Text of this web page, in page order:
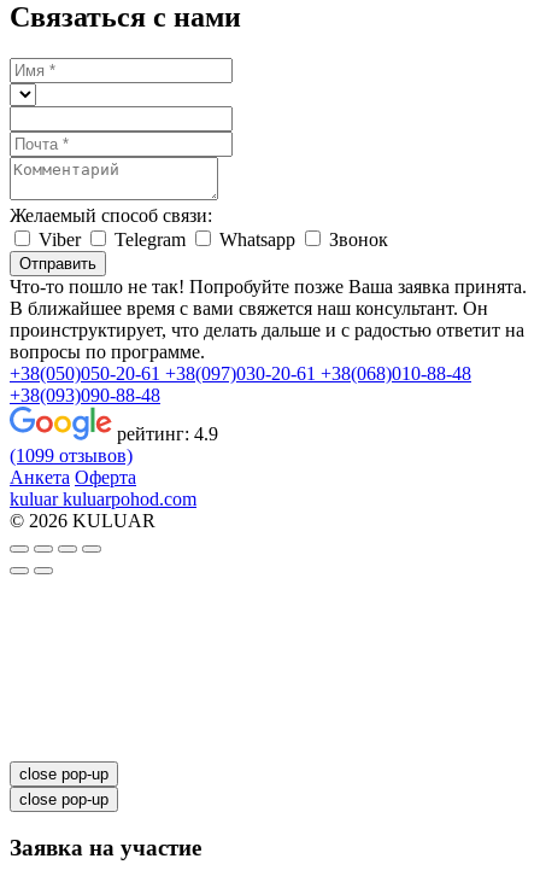
Связаться с нами
Желаемый способ связи:
Viber
Telegram Whatsapp Звонок
Отправить
Что-то пошло не так! Попробуйте позже Ваша заявка принята.
В ближайшее время с вами свяжется наш консультант. Он
проинструктирует, что делать дальше и с радостью ответит на
вопросы по программе.
+38(050)050-20-61 +38(097)030-20-61 +38(068)010-88-48
+38(093)090-88-48
рейтинг: 4.9
(1099 отзывов)
Анкета Оферта
kuluar kuluarpohod.com
© 2026 KULUAR
close pop-up
close pop-up
Заявка на участие